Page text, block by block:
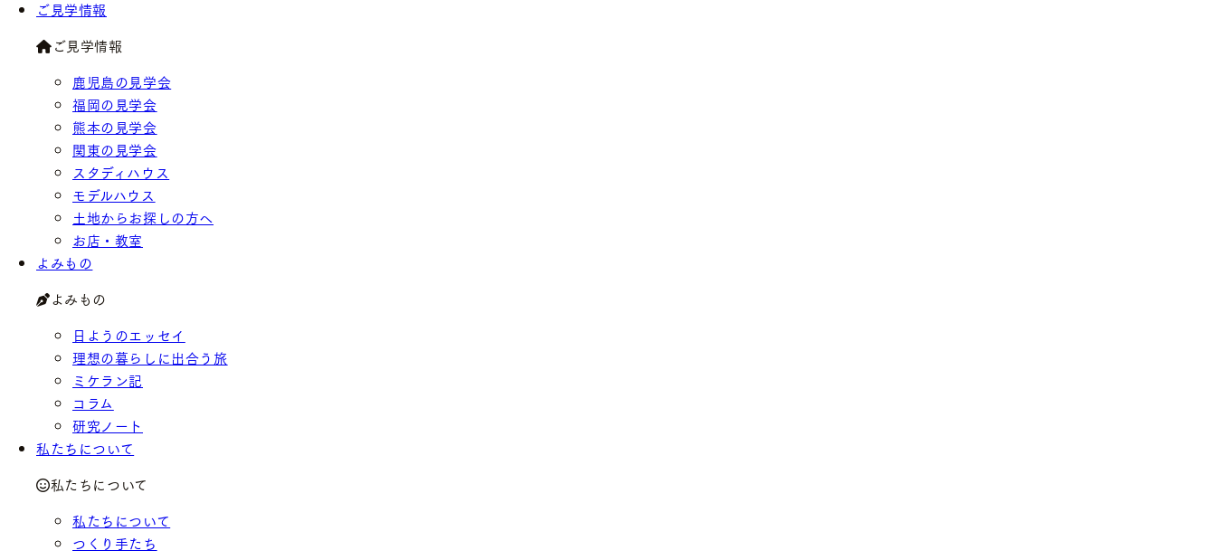
ご見学情報
ご見学情報
鹿児島の見学会
福岡の見学会
熊本の見学会
関東の見学会
スタディハウス
モデルハウス
土地からお探しの方へ
お店・教室
よみもの
よみもの
日ようのエッセイ
理想の暮らしに出合う旅
ミケラン記
コラム
研究ノート
私たちについて
私たちについて
私たちについて
つくり手たち